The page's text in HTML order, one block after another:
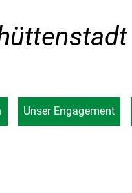
Unser Engagement